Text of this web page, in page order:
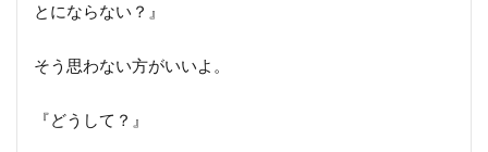
とにならない？』
そう思わない方がいいよ。
『どうして？』